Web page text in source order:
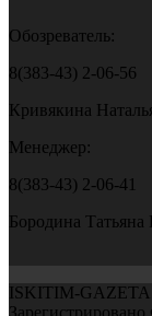
Обозреватель:
8(383-43) 2-06-56
Кривякина
Менеджер:
8(383-43) 2-06-41
Бородина Татьяна
ISKITIM-